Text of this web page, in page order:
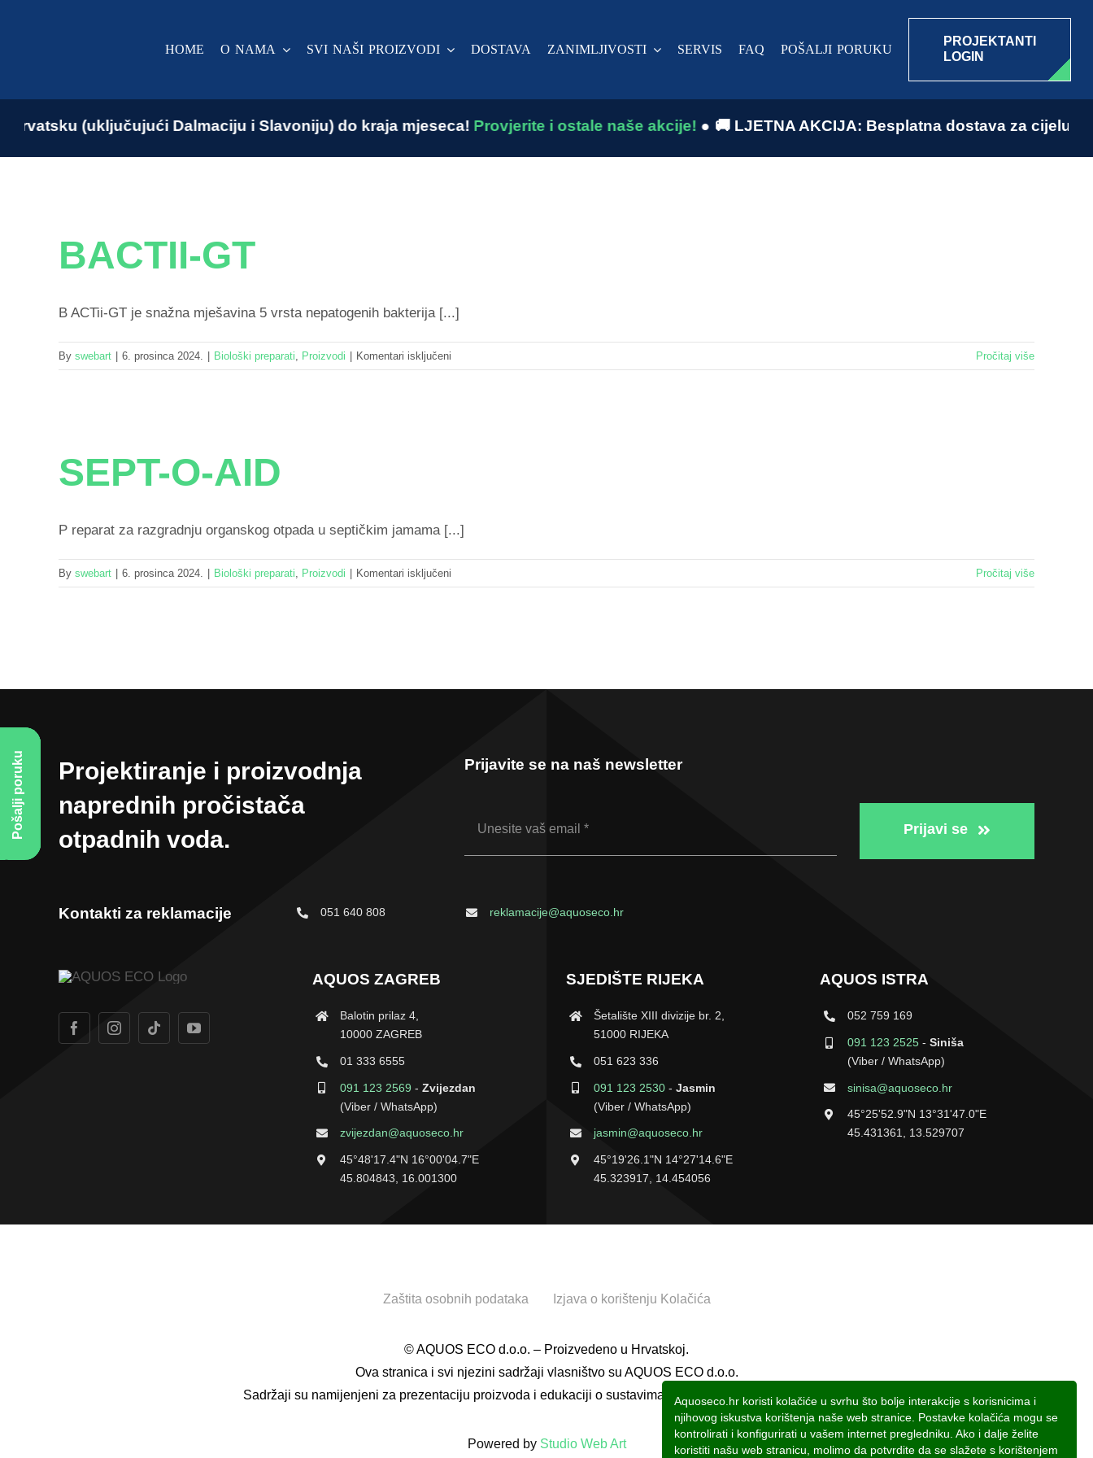
HOME O NAMA SVI NAŠI PROIZVODI DOSTAVA ZANIMLJIVOSTI SERVIS FAQ POŠALJI PORUKU
PROJEKTANTI
LOGIN
(uključujući Dalmaciju i Slavoniju) do kraja mjeseca!Provjerite i ostale naše akcije!● 🚚 LJETNA AKCIJA: Besplatna dostava za cijelu
BACTII-GT
B ACTii-GT je snažna mješavina 5 vrsta nepatogenih bakterija [...]
By swebart 6. prosinca 2024. Biološki preparati, Proizvodi Komentari isključeni
BACTII-
Pročitaj više
SEPT-O-AID
P reparat za razgradnju organskog otpada u septičkim jamama [...]
By swebart 6. prosinca 2024. Biološki preparati, Proizvodi Komentari isključeni
SEPT-
Pročitaj više
Projektiranje i proizvodnja
naprednih pročistača
otpadnih voda.
Prijavite se na naš newsletter
Prijavi se
Kontakti za reklamacije 051 640 808 reklamacije@aquoseco.hr
AQUOS ZAGREB
Balotin prilaz 4,
10000 ZAGREB
01 333 6555
091 123 2569 - Zvijezdan
(Viber / WhatsApp)
zvijezdan@aquoseco.hr
45°48'17.4"N 16°00'04.7"E
45.804843, 16.001300
SJEDIŠTE RIJEKA
Šetalište XIII divizije br. 2,
51000 RIJEKA
051 623 336
091 123 2530- Jasmin
(Viber / WhatsApp)
jasmin@aquoseco.hr
45°19'26.1"N 14°27'14.6"E
45.323917, 14.454056
AQUOS ISTRA
052 759 169
091 123 2525- Siniša
(Viber / WhatsApp)
sinisa@aquoseco.hr
45°25'52.9"N 13°31'47.0"E
45.431361, 13.529707
Zaštita osobnih podataka Izjava o korištenju Kolačića
© AQUOS ECO d.o.o. – Proizvedeno u Hrvatskoj.
Ova stranica i svi njezini sadržaji vlasništvo su AQUOS ECO d.o.o.
Sadržaji su namijenjeni za prezentaciju proizvoda i edukaciji o sustavima za pročišćavanje otpadnih voda
Powered by Studio Web Art
Pošalji poruku
Aquoseco.hr koristi kolačiće u svrhu što bolje interakcije s korisnicima i
njihovog iskustva korištenja naše web stranice. Postavke kolačića mogu se
kontrolirati i konfigurirati u vašem internet pregledniku. Ako i dalje želite
koristiti našu web stranicu, molimo da potvrdite da se slažete s korištenjem